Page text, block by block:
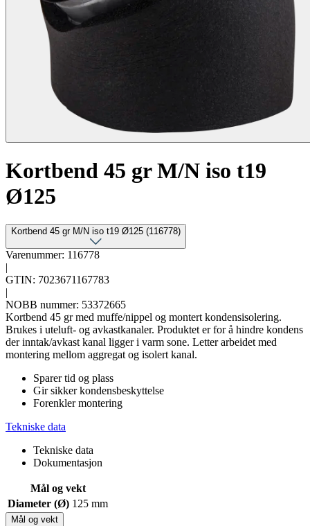
Kortbend 45 gr M/N iso t19
Ø125
Kortbend 45 gr M/N iso t19 Ø125 (116778)
Varenummer: 116778
|
GTIN: 7023671167783
|
NOBB nummer: 53372665
Kortbend 45 gr med muffe/nippel og montert kondensisolering.
Brukes i uteluft- og avkastkanaler. Produktet er for å hindre kondens
der inntak/avkast kanal ligger i varm sone. Letter arbeidet med
montering mellom aggregat og isolert kanal.
Sparer tid og plass
Gir sikker kondensbeskyttelse
Forenkler montering
Tekniske data
Tekniske data
Dokumentasjon
Mål og vekt
Diameter (Ø) 125 mm
Mål og vekt